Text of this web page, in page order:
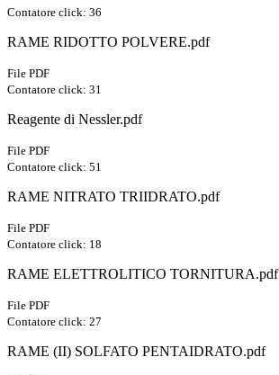
Contatore click: 36
RAME RIDOTTO POLVERE.pdf
File PDF
Contatore click: 31
Reagente di Nessler.pdf
File PDF
Contatore click: 51
RAME NITRATO TRIIDRATO.pdf
File PDF
Contatore click: 18
RAME ELETTROLITICO TORNITURA.pdf
File PDF
Contatore click: 27
RAME (II) SOLFATO PENTAIDRATO.pdf